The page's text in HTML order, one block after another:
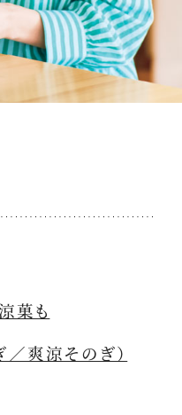
菓も
／爽涼そのぎ）